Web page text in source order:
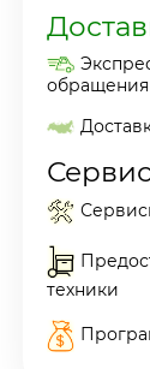
обращения
Сервис
техники